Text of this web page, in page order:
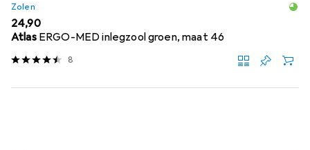
Zolen
EUR
24,90
Atlas ERGO-MED inlegzool groen, maat 46
8